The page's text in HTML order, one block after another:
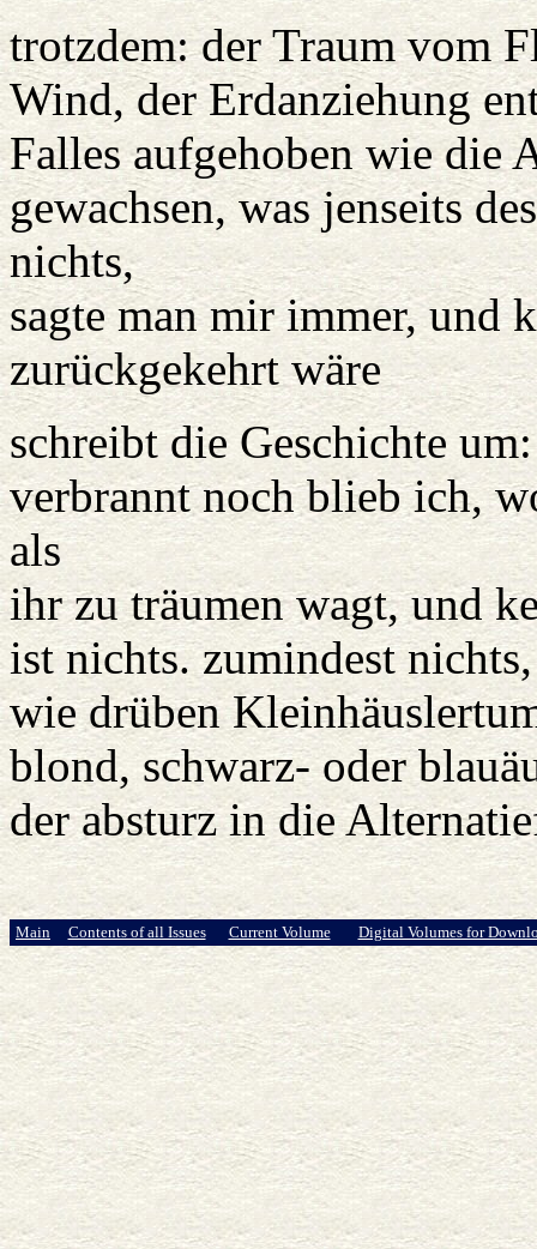
trotzdem: der Traum vom
Wind, der Erdanziehung
Falles aufgehoben wie die
gewachsen, was jenseits
nichts,
sagte man mir immer, und
zurückgekehrt wäre
schreibt die Geschichte
verbrannt noch blieb ich,
als
ihr zu träumen wagt, und
ist nichts. zumindest
wie drüben
blond, schwarz- oder
der absturz in die
Main Contents of all Issues Current Volume Digital Volumes for